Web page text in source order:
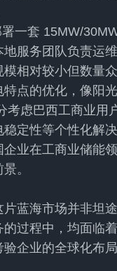
一套 15MW/
服务团队负责运维
相对较小但数量
点的优化，像阳
虑巴西工商业用
定性等个性化解决
业在工商业储能
。
蓝海市场并非坦途
过程中，均面临
企业的全球化布